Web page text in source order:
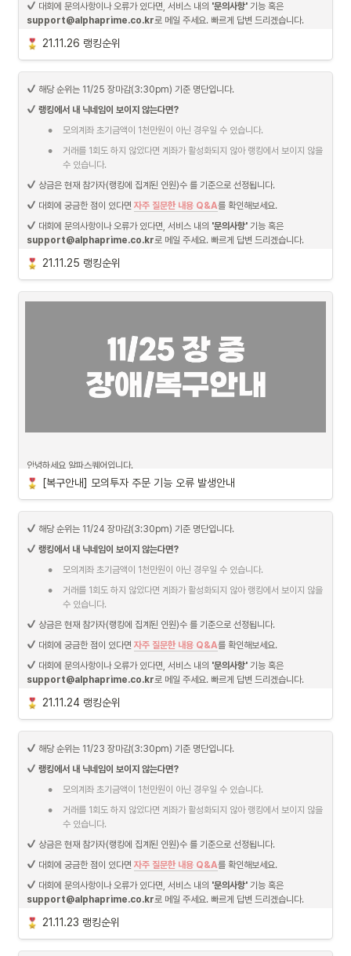
대회에 문의사항이나 오류가 있다면, 서비스 내의 '문의사항'
support@alphaprime.co.kr로 메일 주세요. 빠르게 답변 드리겠습니다.
21.11.26 랭킹순위
해당 순위는 11/25 장마감(3:30pm) 기준 명단입니다.
랭킹에서 내 닉네임이 보이지 않는다면?
• 모의계좌 초기금액이 1천만원이 아닌 경우일 수 있습니다.
•
거래를 1회도 하지 않았다면 계좌가 활성화되지 않아 랭킹에서 보이지 않을
수 있습니다.
상금은 현재 참가자(랭킹에 집계된 인원)수 를 기준으로 선정됩니다.
대회에 궁금한 점이 있다면 자주 질문한 내용 Q&A를 확인해보세요.
대회에 문의사항이나 오류가 있다면, 서비스 내의 '문의사항'
support@alphaprime.co.kr로 메일 주세요. 빠르게 답변 드리겠습니다.
21.11.25 랭킹순위
안녕하세요 알파스퀘어입니다.
장 초반, 일시적 오류로 인해 모의투자 주문 기능에 장애가 발생하였습니다.
현재는 복구를 완료한 상태입니다.
이번 개편을 통해 보다 쾌적하고 안정적인 알파스퀘어 서비스를 제공할 수 있도록 하
겠습니다.
이용 중에 큰 불편을 드려 진심으로 죄송합니다.
앞으로 보다 나은 서비스를 제공할 수 있도록 최선을 다하겠습니다.
[복구안내] 모의투자 주문 기능 오류 발생안내
해당 순위는 11/24 장마감(3:30pm) 기준 명단입니다.
랭킹에서 내 닉네임이 보이지 않는다면?
• 모의계좌 초기금액이 1천만원이 아닌 경우일 수 있습니다.
•
거래를 1회도 하지 않았다면 계좌가 활성화되지 않아 랭킹에서 보이지 않을
수 있습니다.
상금은 현재 참가자(랭킹에 집계된 인원)수 를 기준으로 선정됩니다.
대회에 궁금한 점이 있다면 자주 질문한 내용 Q&A를 확인해보세요.
대회에 문의사항이나 오류가 있다면, 서비스 내의 '문의사항'
support@alphaprime.co.kr로 메일 주세요. 빠르게 답변 드리겠습니다.
21.11.24 랭킹순위
해당 순위는 11/23 장마감(3:30pm) 기준 명단입니다.
랭킹에서 내 닉네임이 보이지 않는다면?
• 모의계좌 초기금액이 1천만원이 아닌 경우일 수 있습니다.
•
거래를 1회도 하지 않았다면 계좌가 활성화되지 않아 랭킹에서 보이지 않을
수 있습니다.
상금은 현재 참가자(랭킹에 집계된 인원)수 를 기준으로 선정됩니다.
대회에 궁금한 점이 있다면 자주 질문한 내용 Q&A를 확인해보세요.
대회에 문의사항이나 오류가 있다면, 서비스 내의 '문의사항'
support@alphaprime.co.kr로 메일 주세요. 빠르게 답변 드리겠습니다.
21.11.23 랭킹순위